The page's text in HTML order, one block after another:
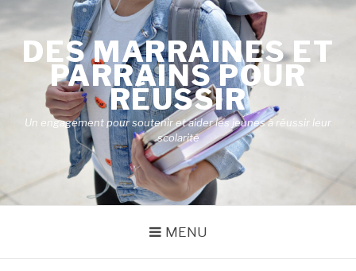
contenuDES MARRAINES ET
PARRAINS POUR
RÉUSSIR
Un engagement pour soutenir et aider les jeunes à réussir leur
scolarité
MENU